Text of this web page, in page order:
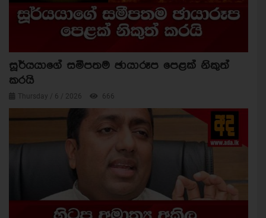
සූර්යයාගේ සමීපතම ඡායාරූප පෙළක් නිකුත්
කරයි
Thursday / 6 / 2026 666